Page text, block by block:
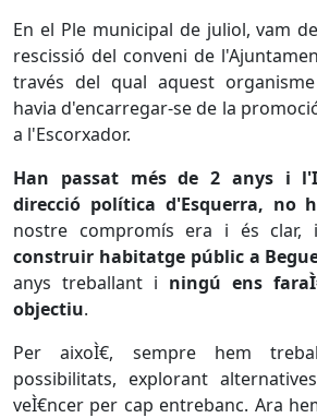
En el Ple municipal de juliol, vam
rescissió del conveni de
través del qual aquest
havia d'encarregar-se de la
a l'Escorxador.
Han passat més de 2 anys i
direcció política d'Esquerra, no
nostre compromís era i és clar,
construir habitatge públic a
anys treballant i ningú ens
objectiu.
Per aixoÌ€, sempre hem
possibilitats, explorant
veÌ€ncer per cap entrebanc. Ara